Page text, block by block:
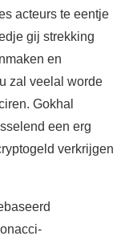
acteurs te eentje
gij strekking
en
zal veelal worde
Gokhal
een erg
verkrijgen